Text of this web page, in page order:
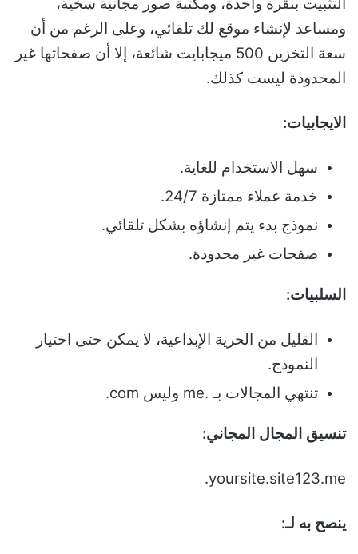
ومساعد لإنشاء موقع لك تلقائي، وعلى الرغم من أن
سعة التخزين 500 ميجابايت شائعة، إلا أن صفحاتها غير
المحدودة ليست كذلك.
الايجابيات:
سهل الاستخدام للغاية.
خدمة عملاء ممتازة 24/7.
نموذج بدء يتم إنشاؤه بشكل تلقائي.
صفحات غير محدودة.
السلبيات:
القليل من الحرية الإبداعية، لا يمكن حتى اختيار
النموذج.
تنتهي المجالات بـ .me وليس com.
تنسيق المجال المجاني:
yoursite.site123.me.
ينصح به لـ: